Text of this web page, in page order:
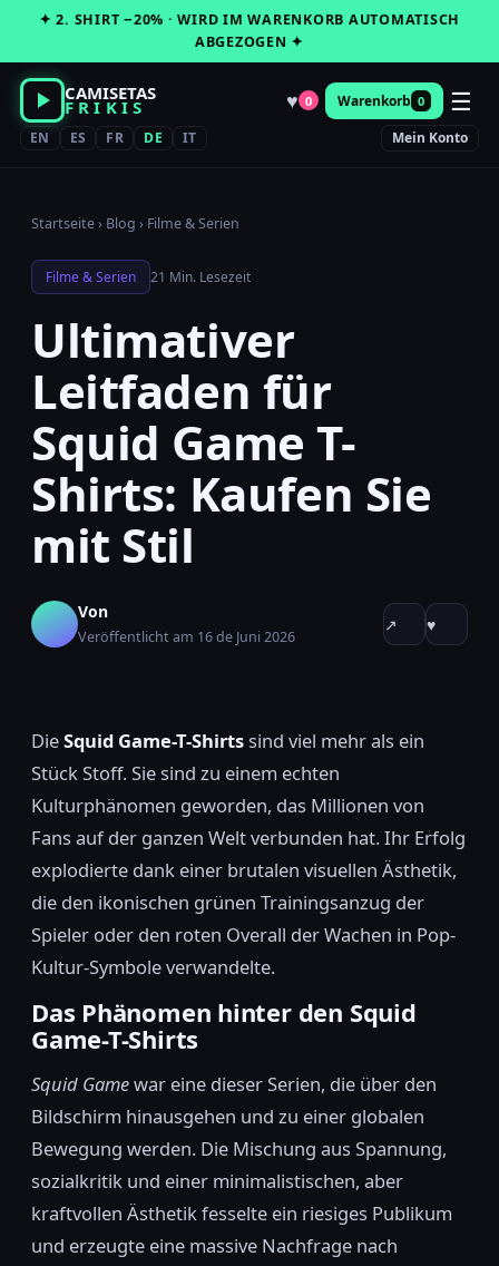
springen
✦ 2. SHIRT −20% · WIRD IM WARENKORB AUTOMATISCH
ABGEZOGEN ✦
CAMISETAS
FRIKIS ♥ 0 Warenkorb 0 ☰
EN ES FR DE IT Mein Konto
Startseite› Blog › Filme & Serien
Filme & Serien 21 Min. Lesezeit
Ultimativer
Leitfaden für
Squid Game T-
Shirts: Kaufen Sie
mit Stil
Von
Veröffentlicht am 16 de Juni 2026
↗ ♥
DieSquid Game-T-Shirtssind viel mehr als ein
Stück Stoff. Sie sind zu einem echten
Kulturphänomen geworden, das Millionen von
Fans auf der ganzen Welt verbunden hat. Ihr Erfolg
explodierte dank einer brutalen visuellen Ästhetik,
die den ikonischen grünen Trainingsanzug der
Spieler oder den roten Overall der Wachen in Pop-
Kultur-Symbole verwandelte.
Das Phänomen hinter den Squid
Game-T-Shirts
Squid Gamewar eine dieser Serien, die über den
Bildschirm hinausgehen und zu einer globalen
Bewegung werden. Die Mischung aus Spannung,
sozialkritik und einer minimalistischen, aber
kraftvollen Ästhetik fesselte ein riesiges Publikum
und erzeugte eine massive Nachfrage nach